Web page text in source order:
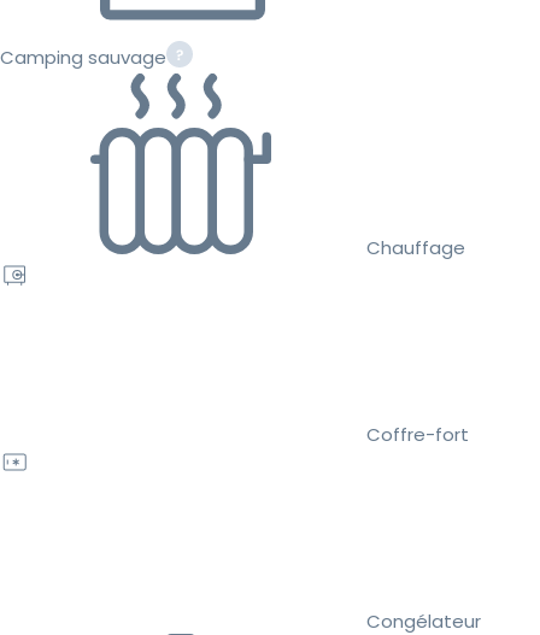
Camping sauvage
Chauffage
Coffre-fort
Congélateur